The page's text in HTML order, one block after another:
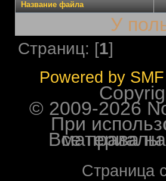
Название файла
У
Страниц: [1]
Powered by
Все права на
Страница